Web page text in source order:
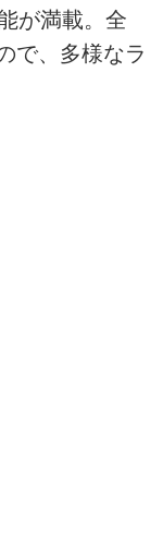
が満載。全
で、多様なラ